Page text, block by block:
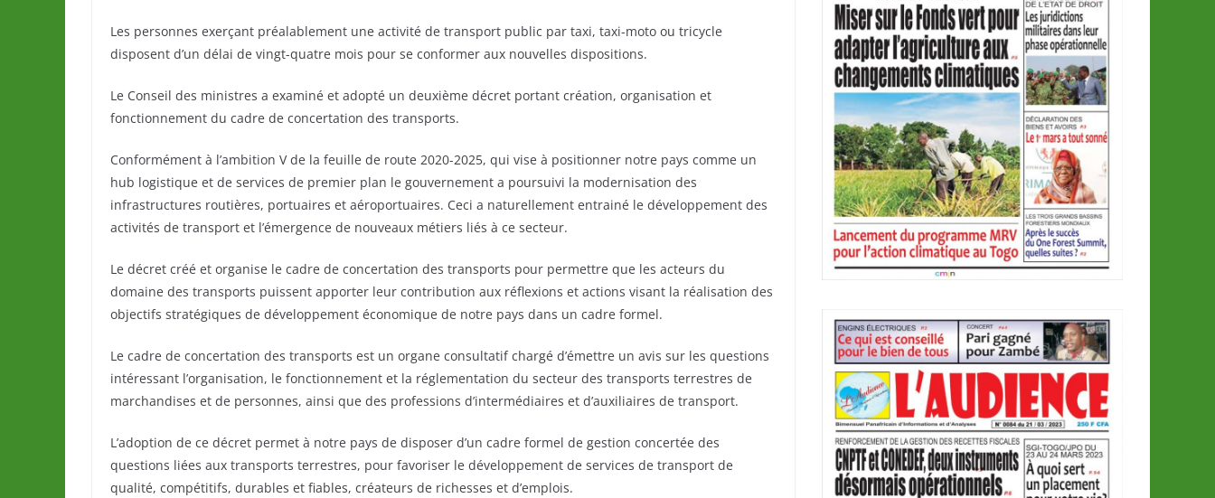
Les personnes exerçant préalablement une activité de transport public par taxi, taxi-moto ou tricycle
disposent d’un délai de vingt-quatre mois pour se conformer aux nouvelles dispositions.
Le Conseil des ministres a examiné et adopté un deuxième décret portant création, organisation et
fonctionnement du cadre de concertation des transports.
Conformément à l’ambition V de la feuille de route 2020-2025, qui vise à positionner notre pays comme un
hub logistique et de services de premier plan le gouvernement a poursuivi la modernisation des
infrastructures routières, portuaires et aéroportuaires. Ceci a naturellement entrainé le développement des
activités de transport et l’émergence de nouveaux métiers liés à ce secteur.
Le décret créé et organise le cadre de concertation des transports pour permettre que les acteurs du
domaine des transports puissent apporter leur contribution aux réflexions et actions visant la réalisation des
objectifs stratégiques de développement économique de notre pays dans un cadre formel.
Le cadre de concertation des transports est un organe consultatif chargé d’émettre un avis sur les questions
intéressant l’organisation, le fonctionnement et la réglementation du secteur des transports terrestres de
marchandises et de personnes, ainsi que des professions d’intermédiaires et d’auxiliaires de transport.
L’adoption de ce décret permet à notre pays de disposer d’un cadre formel de gestion concertée des
questions liées aux transports terrestres, pour favoriser le développement de services de transport de
qualité, compétitifs, durables et fiables, créateurs de richesses et d’emplois.